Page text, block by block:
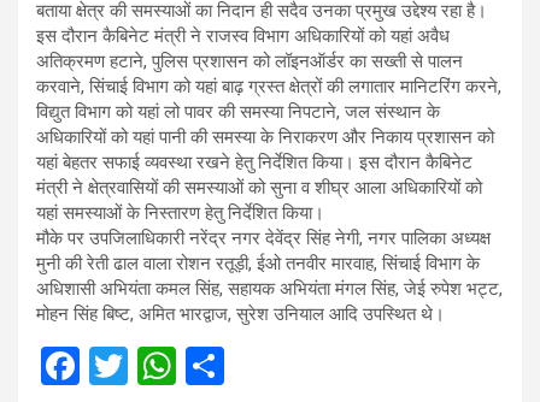
बताया क्षेत्र की समस्याओं का निदान ही सदैव उनका प्रमुख उद्देश्य रहा है।
इस दौरान कैबिनेट मंत्री ने राजस्व विभाग अधिकारियों को यहां अवैध
अतिक्रमण हटाने, पुलिस प्रशासन को लॉइनऑर्डर का सख्ती से पालन
करवाने, सिंचाई विभाग को यहां बाढ़ ग्रस्त क्षेत्रों की लगातार मानिटरिंग करने,
विद्युत विभाग को यहां लो पावर की समस्या निपटाने, जल संस्थान के
अधिकारियों को यहां पानी की समस्या के निराकरण और निकाय प्रशासन को
यहां बेहतर सफाई व्यवस्था रखने हेतु निर्देशित किया। इस दौरान कैबिनेट
मंत्री ने क्षेत्रवासियों की समस्याओं को सुना व शीघ्र आला अधिकारियों को
यहां समस्याओं के निस्तारण हेतु निर्देशित किया।
मौके पर उपजिलाधिकारी नरेंद्र नगर देवेंद्र सिंह नेगी, नगर पालिका अध्यक्ष
मुनी की रेती ढाल वाला रोशन रतूड़ी, ईओ तनवीर मारवाह, सिंचाई विभाग के
अधिशासी अभियंता कमल सिंह, सहायक अभियंता मंगल सिंह, जेई रुपेश भट्ट,
मोहन सिंह बिष्ट, अमित भारद्वाज, सुरेश उनियाल आदि उपस्थित थे।
F
T
W